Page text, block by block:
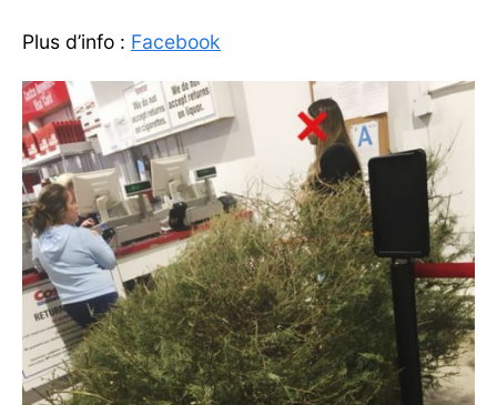
Plus d’info : Facebook